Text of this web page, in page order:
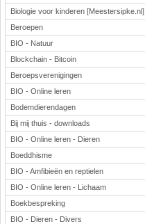
Biologie voor kinderen [Meestersipke.nl]
Beroepen
BIO - Natuur
Blockchain - Bitcoin
Beroepsverenigingen
BIO - Online leren
Bodemdierendagen
Bij mij thuis - downloads
BIO - Online leren - Dieren
Boeddhisme
BIO - Amfibieën en reptielen
BIO - Online leren - Lichaam
Boekbespreking
BIO - Dieren - Divers